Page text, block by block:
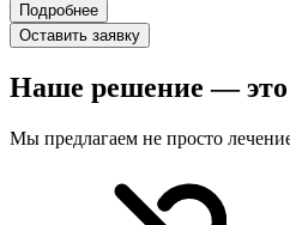
Подробнее
Оставить заявку
Наше решение — это
Мы предлагаем не просто